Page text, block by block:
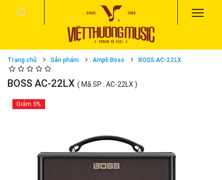
Trang chủ Sản phẩm Ampli Boss BOSS AC-22LX
BOSS AC-22LX ( Mã SP : AC-22LX )
Giảm 5%